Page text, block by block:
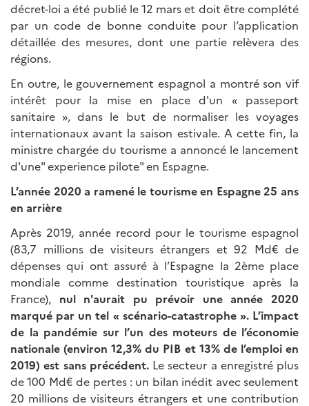
décret-loi a été publié le 12 mars et doit être complété
par un code de bonne conduite pour l’application
détaillée des mesures, dont une partie relèvera des
régions.
En outre, le gouvernement espagnol a montré son vif
intérêt pour la mise en place d'un « passeport
sanitaire », dans le but de normaliser les voyages
internationaux avant la saison estivale. A cette fin, la
ministre chargée du tourisme a annoncé le lancement
d'une" experience pilote" en Espagne.
L’année 2020 a ramené le tourisme en Espagne 25 ans
en arrière
Après 2019, année record pour le tourisme espagnol
(83,7 millions de visiteurs étrangers et 92 Md€ de
dépenses qui ont assuré à l’Espagne la 2ème place
mondiale comme destination touristique après la
France), nul n'aurait pu prévoir une année 2020
marqué par un tel «scénario-catastrophe». L’impact
de la pandémie sur l’un des moteurs de l’économie
nationale (environ 12,3% du PIB et 13% de l’emploi en
2019) est sans précédent. Le secteur a enregistré plus
de 100 Md€ de pertes : un bilan inédit avec seulement
20 millions de visiteurs étrangers et une contribution